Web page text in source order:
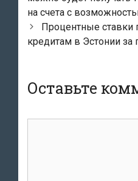
записям
на счета с
Процентные ставки
кредитам в Эстонии за
Оставьте